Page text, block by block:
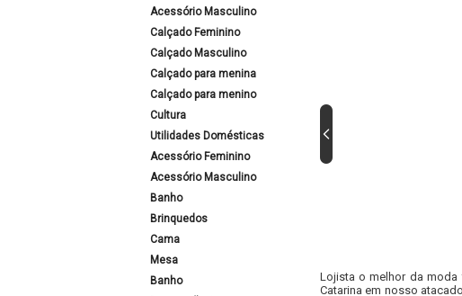
Acessório Masculino
Calçado Feminino
Calçado Masculino
Calçado para menina
Calçado para menino
Cultura
Utilidades Domésticas
Acessório Feminino
Acessório Masculino
Banho
Brinquedos
Cama
Mesa
Banho
Lojista o melhor da moda
Catarina em nosso